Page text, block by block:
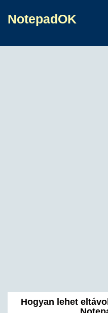
NotepadOK
Hogyan lehet